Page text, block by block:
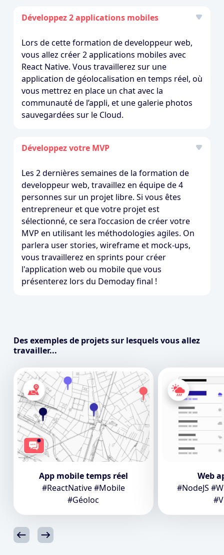
Développez 2 applications mobiles
Lors de cette formation de developpeur web,
vous allez créer 2 applications mobiles avec
React Native. Vous travaillerez sur une
application de géolocalisation en temps réel, où
vous mettrez en place un chat avec la
communauté de l’appli, et une galerie photos
sauvegardées sur le Cloud.
Développez votre MVP
Les 2 dernières semaines de la formation de
developpeur web, travaillez en équipe de 4
personnes sur un projet libre. Si vous êtes
entrepreneur et que votre projet est
sélectionné, ce sera l’occasion de créer votre
MVP en utilisant les méthodologies agiles. On
parlera user stories, wireframe et mock-ups,
vous travaillerez en sprints pour créer
l'application web ou mobile que vous
présenterez lors du Demoday final !
Des exemples de projets sur lesquels vous allez
travailler...
App mobile temps réel
#ReactNative #Mobile
#Géoloc
Web
#NodeJS